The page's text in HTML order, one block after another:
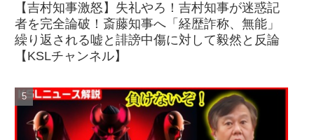
【吉村知事激怒】失礼やろ！吉村知事が迷惑記
者を完全論破！斎藤知事へ「経歴詐称、無能」
繰り返される嘘と誹謗中傷に対して毅然と反論
【KSLチャンネル】